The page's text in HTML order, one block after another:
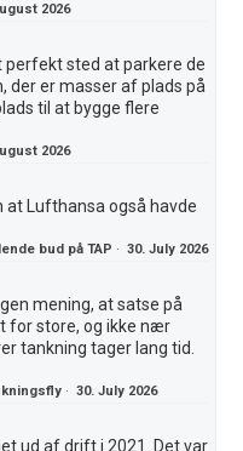
2026
perfekt sted at parkere de
der er masser af plads på
til at bygge flere
2026
at Lufthansa også havde
bud på TAP ·30. July 2026
mening, at satse på
for store, og ikke nær
tankning tager lang tid.
·30. July 2026
ud af drift i 2021. Det var